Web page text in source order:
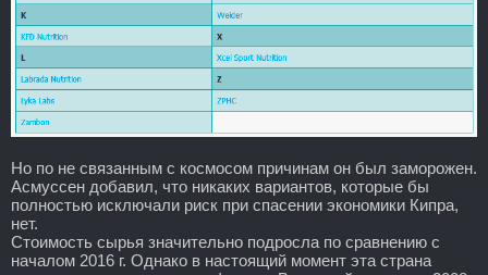
Но по не связанным с космосом причинам он был заморожен.
Асмуссен добавил, что никаких вариантов, которые бы
полностью исключали риск при спасении экономики Кипра,
нет.
Стоимость сырья значительно подросла по сравнению с
началом 2016 г. Однако в настоящий момент эта страна